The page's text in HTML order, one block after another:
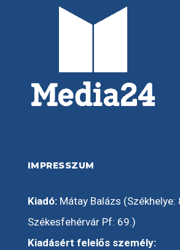
IMPRESSZUM
Kiadó:Mátay Balázs (Székhelye:
Székesfehérvár Pf: 69.)
Kiadásért felelős személy: